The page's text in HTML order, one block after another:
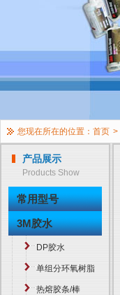
您现在所在的位置： 首页 >
产品展示
Products Show
常用型号
3M胶水
DP胶水
单组分环氧树脂
热熔胶条/棒